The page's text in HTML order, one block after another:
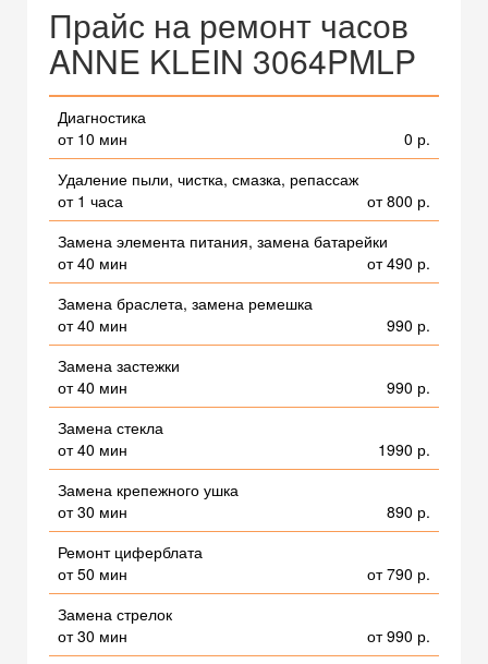
Прайс на ремонт часов
ANNE KLEIN 3064PMLP
Диагностика
от 10 мин
0 р.
Удаление пыли, чистка, смазка, репассаж
от 1 часа
от 800 р.
Замена элемента питания, замена батарейки
от 40 мин
от 490 р.
Замена браслета, замена ремешка
от 40 мин
990 р.
Замена застежки
от 40 мин
990 р.
Замена стекла
от 40 мин
1990 р.
Замена крепежного ушка
от 30 мин
890 р.
Ремонт циферблата
от 50 мин
от 790 р.
Замена стрелок
от 30 мин
от 990 р.